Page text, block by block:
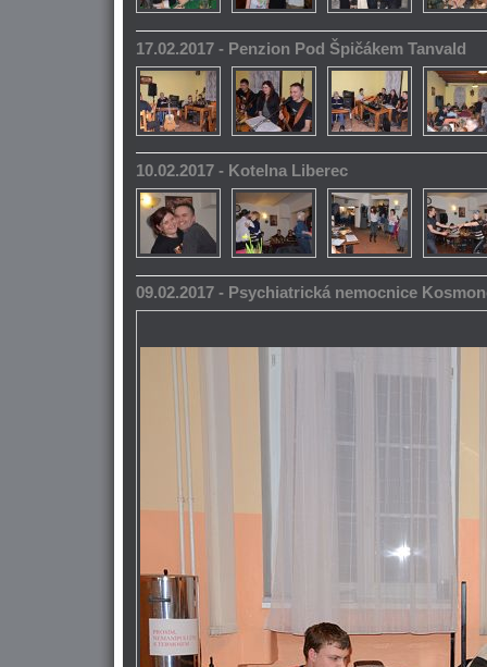
17.02.2017 - Penzion Pod Špičákem Tanvald
10.02.2017 - Kotelna Liberec
09.02.2017 - Psychiatrická nemocnice